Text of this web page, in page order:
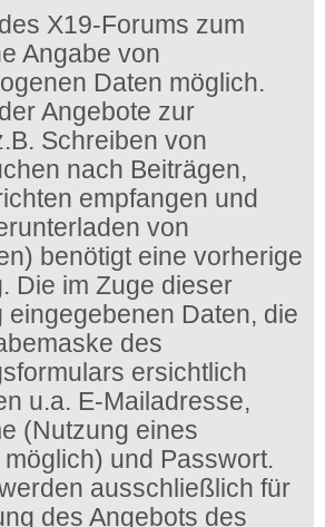
X19-Forums zum
Angabe von
Daten möglich.
Angebote zur
Schreiben von
nach Beiträgen,
empfangen und
von
benötigt eine vorherige
Die im Zuge dieser
eingegebenen Daten, die
des
ersichtlich
u.a. E-Mailadresse,
(Nutzung eines
und Passwort.
ausschließlich für
des Angebots des